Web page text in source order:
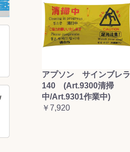
アプソン サインブレラ
140 (Art.9300清掃
中/Art.9301作業中)
￥7,920